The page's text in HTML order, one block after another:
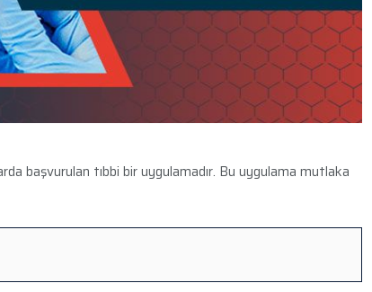
başvurulan tıbbi bir uygulamadır. Bu uygulama mutlaka